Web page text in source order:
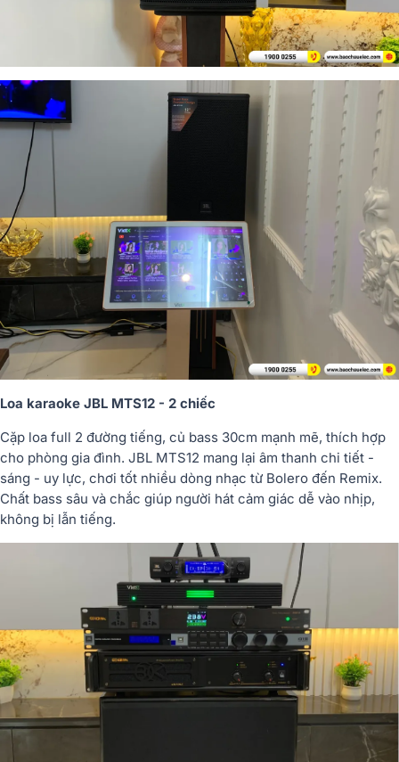
Loa karaoke JBL MTS12 - 2 chiếc
Cặp loa full 2 đường tiếng, củ bass 30cm mạnh mẽ, thích hợp
cho phòng gia đình. JBL MTS12 mang lại âm thanh chi tiết -
sáng - uy lực, chơi tốt nhiều dòng nhạc từ Bolero đến Remix.
Chất bass sâu và chắc giúp người hát cảm giác dễ vào nhịp,
không bị lẫn tiếng.